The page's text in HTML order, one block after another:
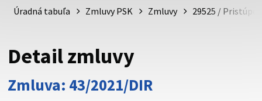
psk.sk.
Buďte pozorní a vždy sa uistite, že zdieľate informácie iba
cez zabezpečenú webovú stránku. Zabezpečená stránka
vždy začína https:// pred názvom domény webového sídla.
Úradná tabuľa Zmluvy PSK Zmluvy 29525 /
Detail zmluvy
Zmluva: 43/2021/DIR